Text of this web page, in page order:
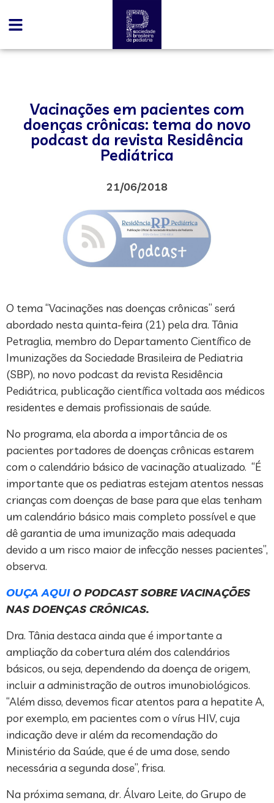
Vacinações em pacientes com
doenças crônicas: tema do novo
podcast da revista Residência
Pediátrica
21/06/2018
O tema “Vacinações nas doenças crônicas” será
abordado nesta quinta-feira (21) pela dra. Tânia
Petraglia, membro do Departamento Científico de
Imunizações da Sociedade Brasileira de Pediatria
(SBP), no novo podcast da revista Residência
Pediátrica, publicação científica voltada aos médicos
residentes e demais profissionais de saúde.
No programa, ela aborda a importância de os
pacientes portadores de doenças crônicas estarem
com o calendário básico de vacinação atualizado. “É
importante que os pediatras estejam atentos nessas
crianças com doenças de base para que elas tenham
um calendário básico mais completo possível e que
dê garantia de uma imunização mais adequada
devido a um risco maior de infecção nesses pacientes”,
observa.
OUÇA AQUIO PODCAST SOBRE VACINAÇÕES
NAS DOENÇAS CRÔNICAS.
Dra. Tânia destaca ainda que é importante a
ampliação da cobertura além dos calendários
básicos, ou seja, dependendo da doença de origem,
incluir a administração de outros imunobiológicos.
“Além disso, devemos ficar atentos para a hepatite A,
por exemplo, em pacientes com o vírus HIV, cuja
indicação deve ir além da recomendação do
Ministério da Saúde, que é de uma dose, sendo
necessária a segunda dose”, frisa.
Na próxima semana, dr. Álvaro Leite, do Grupo de